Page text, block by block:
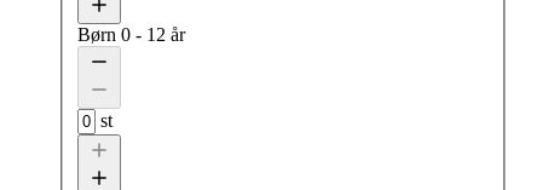
Børn 0 - 12 år
st